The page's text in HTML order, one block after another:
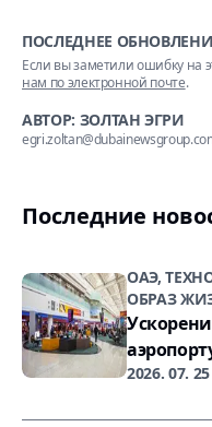
ПОСЛЕДНЕЕ
Если вы заметили ошибку на
нам по электронной почте.
АВТОР: ЗОЛТАН ЭГРИ
Последние
ОАЭ,
ОБРАЗ
2026. 07. 25